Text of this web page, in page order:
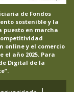
de Fondos
sostenible y la
puesto en marcha
online y el comercio
año 2025. Para
Digital de la